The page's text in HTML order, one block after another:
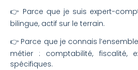
👉 Parce que je suis expert-
bilingue, actif sur le terrain.
👉 Parce que je connais
métier : comptabilité, fiscalité,
spécifiques.